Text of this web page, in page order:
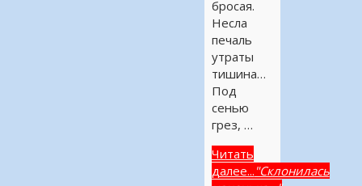
бросая.
Несла
печаль
утраты
тишина…
Под
сенью
грез, …
Читать
далее... "Склонилась